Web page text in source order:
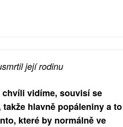
její rodinu
vidíme, souvisí se
hlavně popáleniny a to
které by normálně ve